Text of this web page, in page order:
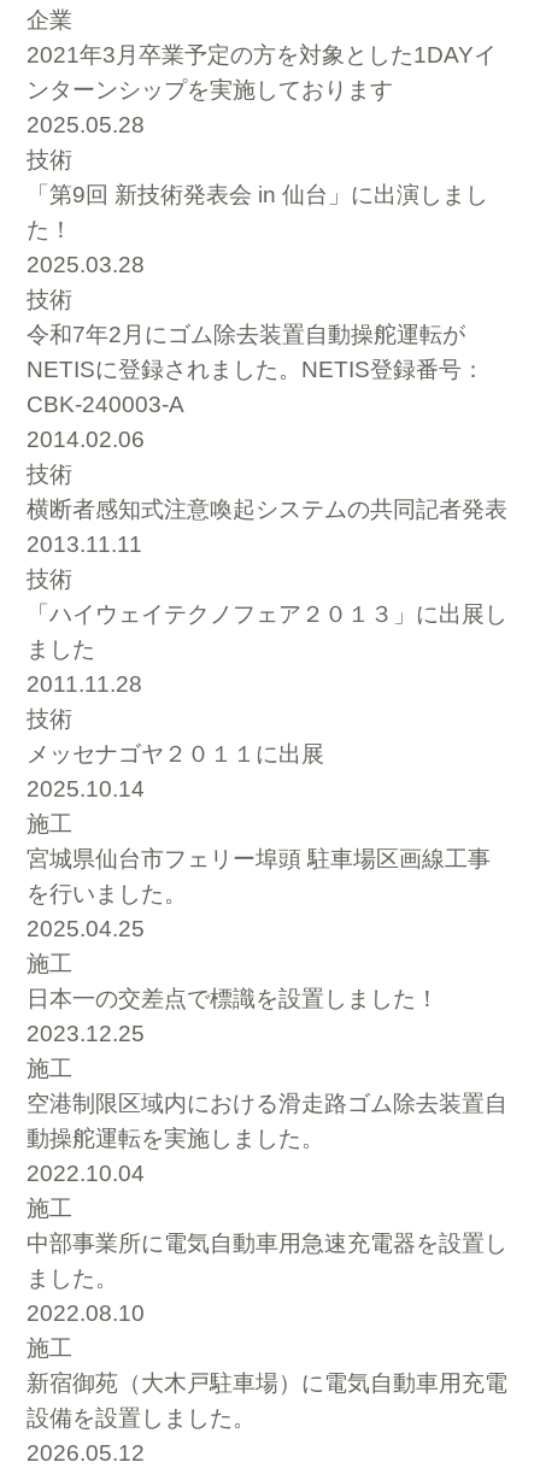
企業
2021年3月卒業予定の方を対象とした1DAYイ
ンターンシップを実施しております
2025.05.28
技術
「第9回 新技術発表会 in 仙台」に出演しまし
た！
2025.03.28
技術
令和7年2月にゴム除去装置自動操舵運転が
NETISに登録されました。NETIS登録番号：
CBK-240003-A
2014.02.06
技術
横断者感知式注意喚起システムの共同記者発表
2013.11.11
技術
「ハイウェイテクノフェア２０１３」に出展し
ました
2011.11.28
技術
メッセナゴヤ２０１１に出展
2025.10.14
施工
宮城県仙台市フェリー埠頭 駐車場区画線工事
を行いました。
2025.04.25
施工
日本一の交差点で標識を設置しました！
2023.12.25
施工
空港制限区域内における滑走路ゴム除去装置自
動操舵運転を実施しました。
2022.10.04
施工
中部事業所に電気自動車用急速充電器を設置し
ました。
2022.08.10
施工
新宿御苑（大木戸駐車場）に電気自動車用充電
設備を設置しました。
2026.05.12